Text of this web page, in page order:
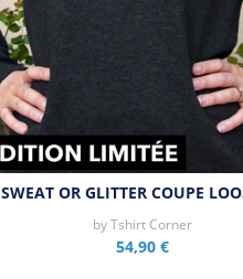
SWEAT OR GLITTER COUPE
byTshirt Corner
54,90 €